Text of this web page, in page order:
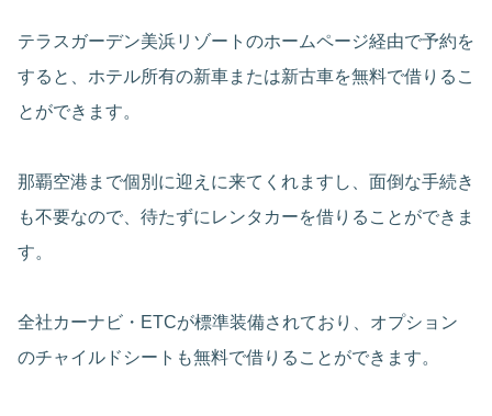
テラスガーデン美浜リゾートのホームページ経由で予約を
すると、ホテル所有の新車または新古車を無料で借りるこ
とができます。
那覇空港まで個別に迎えに来てくれますし、面倒な手続き
も不要なので、待たずにレンタカーを借りることができま
す。
全社カーナビ・ETCが標準装備されており、オプション
のチャイルドシートも無料で借りることができます。